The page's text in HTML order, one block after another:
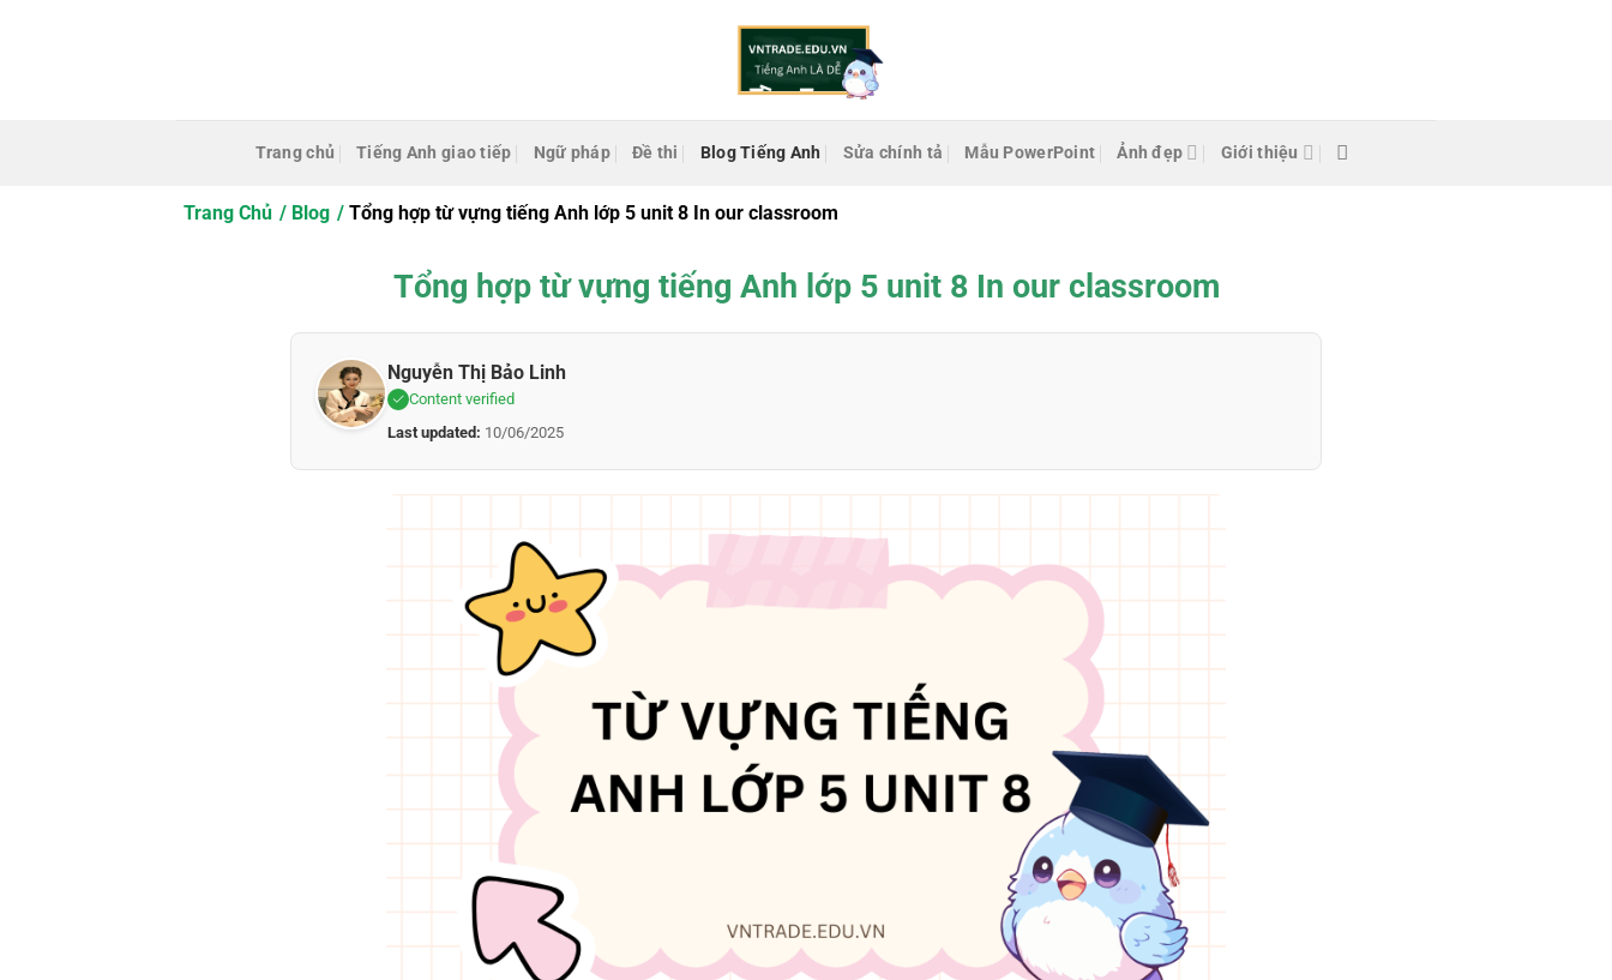
Trang chủ Tiếng Anh giao tiếp Ngữ pháp Đề thi Blog Tiếng Anh Sửa chính tả Mẫu PowerPoint Ảnh đẹp Giới thiệu
Trang Chủ Blog Tổng hợp từ vựng tiếng Anh lớp 5 unit 8 In our classroom
Tổng hợp từ vựng tiếng Anh lớp 5 unit 8 In our classroom
Nguyễn Thị Bảo Linh
Content verified
Last updated: 10/06/2025